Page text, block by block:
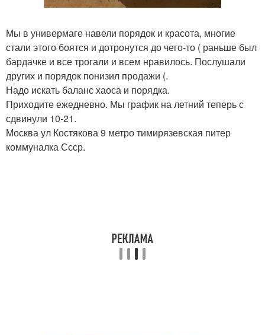
Мы в универмаге навели порядок и красота, многие
стали этого боятся и дотронутся до чего-то ( раньше был
бардачке и все трогали и всем нравилось. Послушали
других и порядок понизил продажи (.
Надо искать баланс хаоса и порядка.
Приходите ежедневно. Мы график на летний теперь с
сдвинули 10-21.
Москва ул Костякова 9 метро тимирязевская питер
коммуналка Ссср.